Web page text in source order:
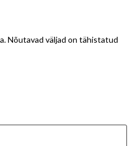
Nõutavad väljad on tähistatud